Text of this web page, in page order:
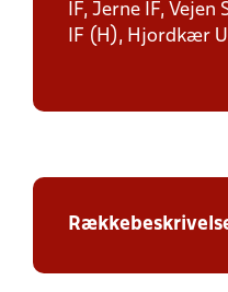
IF, Jerne IF,
IF (H), Hjordkær